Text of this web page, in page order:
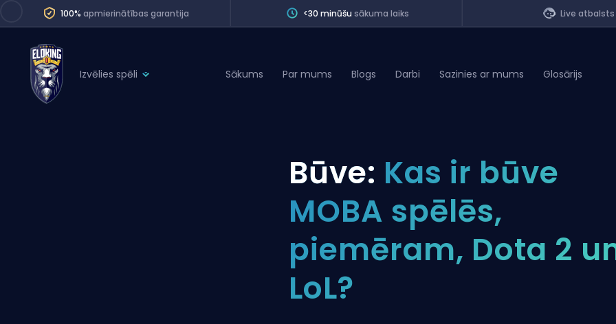
100% apmierinātības garantija <30 minūšu sākuma laiks Live atbalsts
Izvēlies spēli
Division Boost
Teammate
Sākums Par mums Blogs Darbi Sazinies ar mums Glosārijs
Būve: Kas ir būve
MOBA spēlēs,
piemēram, Dota 2
LoL?